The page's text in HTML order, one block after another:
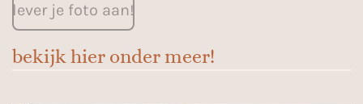
lever je foto aan!
bekijk hier onder meer!